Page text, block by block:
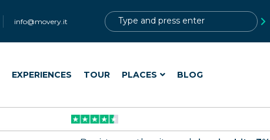
info@movery.it
EXPERIENCES TOUR PLACES BLOG